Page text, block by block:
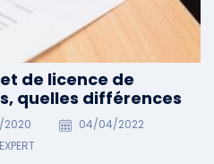
de licence de
quelles différences
2020
04/04/2022